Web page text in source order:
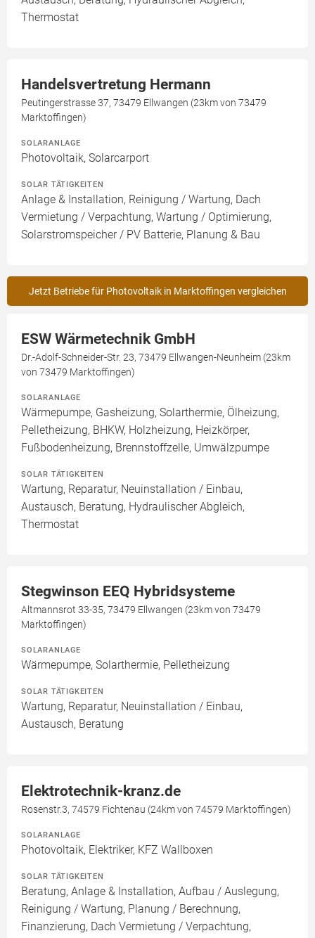
Thermostat
Handelsvertretung Hermann
Peutingerstrasse 37, 73479 Ellwangen (23km von 73479
Marktoffingen)
SOLARANLAGE
Photovoltaik, Solarcarport
SOLAR TÄTIGKEITEN
Anlage & Installation, Reinigung / Wartung, Dach
Vermietung / Verpachtung, Wartung / Optimierung,
Solarstromspeicher / PV Batterie, Planung & Bau
Jetzt Betriebe für Photovoltaik in Marktoffingen vergleichen
ESW Wärmetechnik GmbH
Dr.-Adolf-Schneider-Str. 23, 73479 Ellwangen-Neunheim (23km
von 73479 Marktoffingen)
SOLARANLAGE
Wärmepumpe, Gasheizung, Solarthermie, Ölheizung,
Pelletheizung, BHKW, Holzheizung, Heizkörper,
Fußbodenheizung, Brennstoffzelle, Umwälzpumpe
SOLAR TÄTIGKEITEN
Wartung, Reparatur, Neuinstallation / Einbau,
Austausch, Beratung, Hydraulischer Abgleich,
Thermostat
Stegwinson EEQ Hybridsysteme
Altmannsrot 33-35, 73479 Ellwangen (23km von 73479
Marktoffingen)
SOLARANLAGE
Wärmepumpe, Solarthermie, Pelletheizung
SOLAR TÄTIGKEITEN
Wartung, Reparatur, Neuinstallation / Einbau,
Austausch, Beratung
Elektrotechnik-kranz.de
Rosenstr.3, 74579 Fichtenau (24km von 74579 Marktoffingen)
SOLARANLAGE
Photovoltaik, Elektriker, KFZ Wallboxen
SOLAR TÄTIGKEITEN
Beratung, Anlage & Installation, Aufbau / Auslegung,
Reinigung / Wartung, Planung / Berechnung,
Finanzierung, Dach Vermietung / Verpachtung,